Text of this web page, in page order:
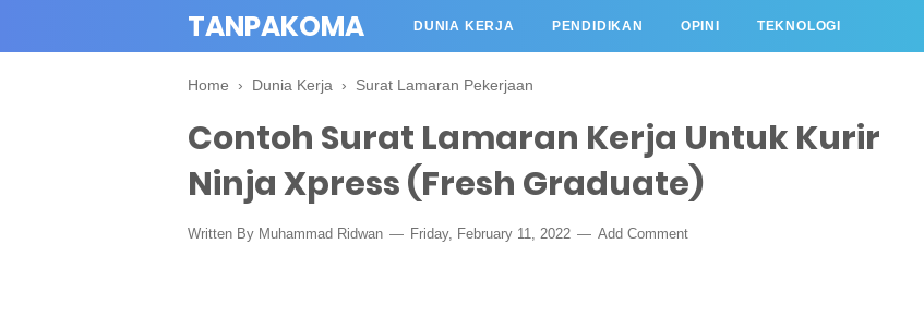
TANPAKOMA DUNIA KERJA PENDIDIKAN OPINI TEKNOLOGI
Home › Dunia Kerja › Surat Lamaran Pekerjaan
Contoh Surat Lamaran Kerja Untuk Kurir
Ninja Xpress (Fresh Graduate)
Written By Muhammad Ridwan Friday, February 11, 2022 Add Comment